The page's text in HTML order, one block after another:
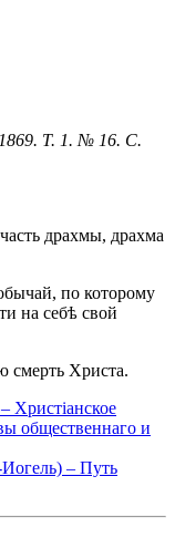
1869. Т. 1. № 16. С.
драхмы, драхма
по которому
на себѣ свой
смерть Христа.
Христіанское
общественнаго и
– Путь